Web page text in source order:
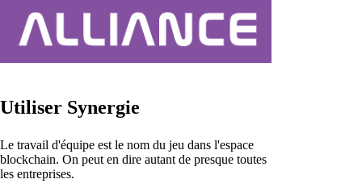
Utiliser Synergie
Le travail d'équipe est le nom du jeu dans l'espace
blockchain. On peut en dire autant de presque toutes
les entreprises.